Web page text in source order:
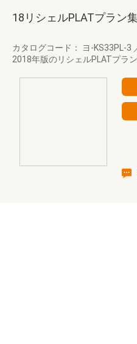
18リシェルPLATプラン
カタログコード： ヨ-KS33PL-3
2018年版のリシェルPLATプラン